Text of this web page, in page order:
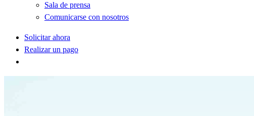
Sala de prensa
Comunicarse con nosotros
Solicitar ahora
Realizar un pago